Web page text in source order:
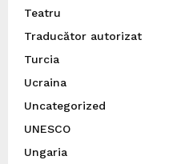
Teatru
Traducător autorizat
Turcia
Ucraina
Uncategorized
UNESCO
Ungaria